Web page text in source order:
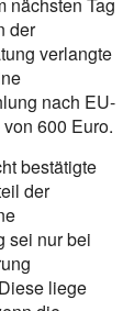
der
verlangte
nach EU-
600 Euro.
bestätigte
der
sei nur bei
liege